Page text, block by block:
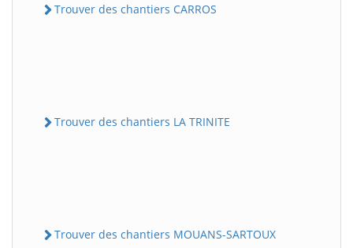
Trouver des chantiers CARROS
Trouver des chantiers LA TRINITE
Trouver des chantiers MOUANS-SARTOUX